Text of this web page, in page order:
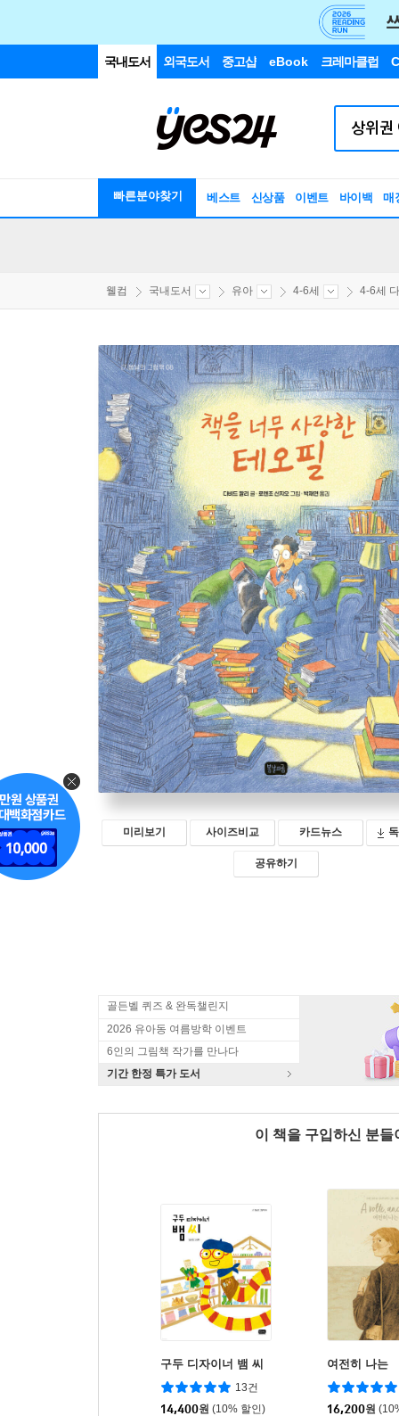
국내도서 외국도서 중고샵 eBook 크레마클럽
빠른분야찾기 베스트 신상품 이벤트 바이백 매
웰컴 국내도서 유아 4-6세 4-6세
미리보기 사이즈비교 카드뉴스
공유하기
골든벨 퀴즈 & 완독챌린지
2026 유아동 여름방학 이벤트
6인의 그림책 작가를 만나다
기간 한정 특가 도서
이 책을 구입하신 분
구두 디자이너 뱀 씨
13건
14,400원 (10% 할인)
여전히 나는
16,200원